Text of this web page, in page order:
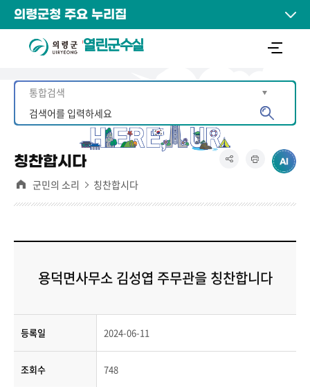
의령군청 주요 누리집
열린군수실
칭찬합시다
군민의 소리 칭찬합시다
용덕면사무소 김성엽 주무관을 칭찬합니다
등록일 2024-06-11
조회수 748